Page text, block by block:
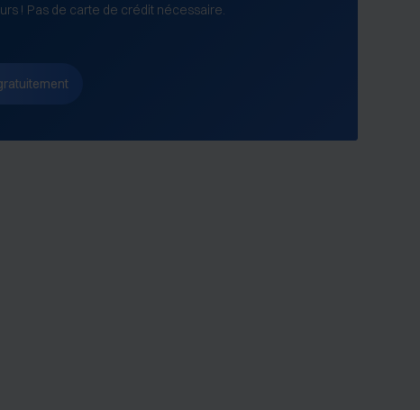
! Pas de carte de crédit nécessaire.